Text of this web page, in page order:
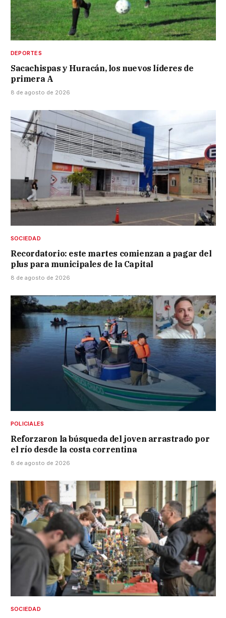
DEPORTES
Sacachispas y Huracán, los nuevos líderes de
primera A
8 de agosto de 2026
SOCIEDAD
Recordatorio: este martes comienzan a pagar del
plus para municipales de la Capital
8 de agosto de 2026
POLICIALES
Reforzaron la búsqueda del joven arrastrado por
el río desde la costa correntina
8 de agosto de 2026
SOCIEDAD